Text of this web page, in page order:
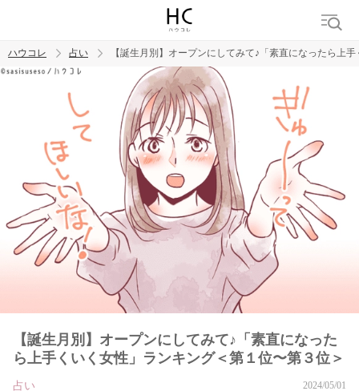
トレンド ワード
ハウコレ 占い 【誕生月別】オープンにしてみて♪「素直になったら上
【誕生月別】オープンにしてみて♪「素直になった
ら上手くいく女性」ランキング＜第１位〜第３位＞
占い 2024/05/01